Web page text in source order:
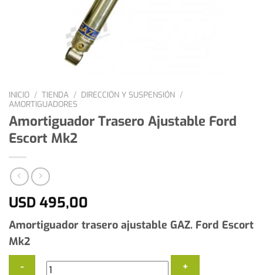
INICIO / TIENDA / DIRECCIÓN Y SUSPENSIÓN /
AMORTIGUADORES
Amortiguador Trasero Ajustable Ford
Escort Mk2
USD495,00
Amortiguador trasero ajustable GAZ. Ford Escort
Mk2